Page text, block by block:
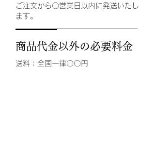
ご注文から〇営業日以内に発送いたし
ます。
商品代金以外の必要料金
送料：全国一律〇〇円